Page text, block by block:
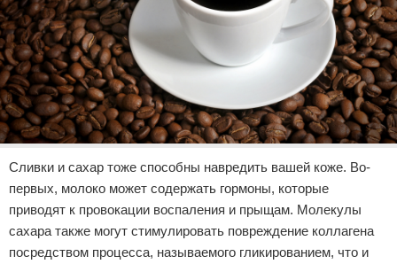
Сливки и сахар тоже способны навредить вашей коже. Во-
первых, молоко может содержать гормоны, которые
приводят к провокации воспаления и прыщам. Молекулы
сахара также могут стимулировать повреждение коллагена
посредством процесса, называемого гликированием, что и